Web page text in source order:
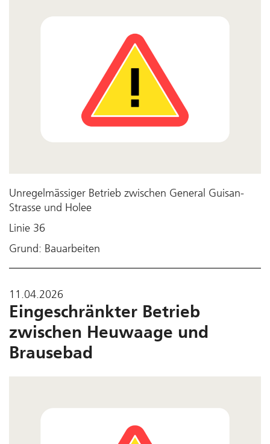
Unregelmässiger Betrieb zwischen General Guisan-
Strasse und Holee
Linie 36
Grund: Bauarbeiten
11.04.2026
Eingeschränkter Betrieb
zwischen Heuwaage und
Brausebad